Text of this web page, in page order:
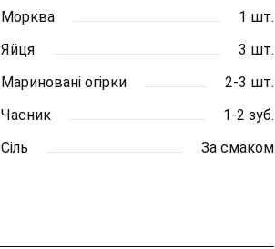
Морква
1 шт.
Яйця
3 шт.
Мариновані огірки
2-3 шт.
Часник
1-2 зуб.
Сіль За смаком